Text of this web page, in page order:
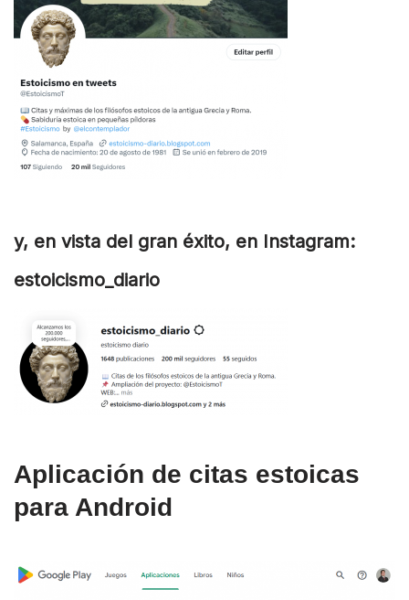
y, en vista del gran éxito, en Instagram:
estoicismo_diario
Aplicación de citas estoicas
para Android